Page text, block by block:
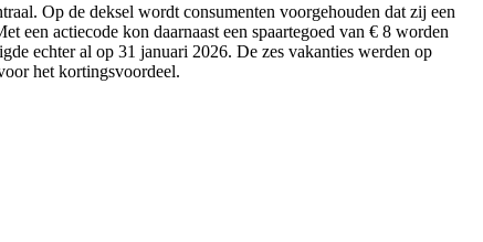
Op de deksel wordt consumenten voorgehouden dat zij een
een actiecode kon daarnaast een spaartegoed van € 8 worden
echter al op 31 januari 2026. De zes vakanties werden op
het kortingsvoordeel.